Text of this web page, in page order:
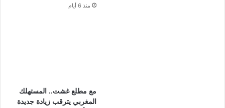
منذ 6 أيام
مع مطلع غشت.. المستهلك
المغربي يترقب زيادة جديدة